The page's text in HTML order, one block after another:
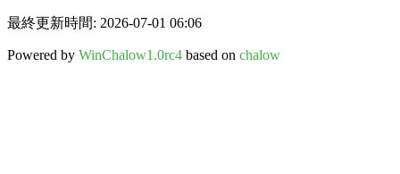
最終更新時間: 2026-07-01 06:06
Powered by WinChalow1.0rc4 based on chalow